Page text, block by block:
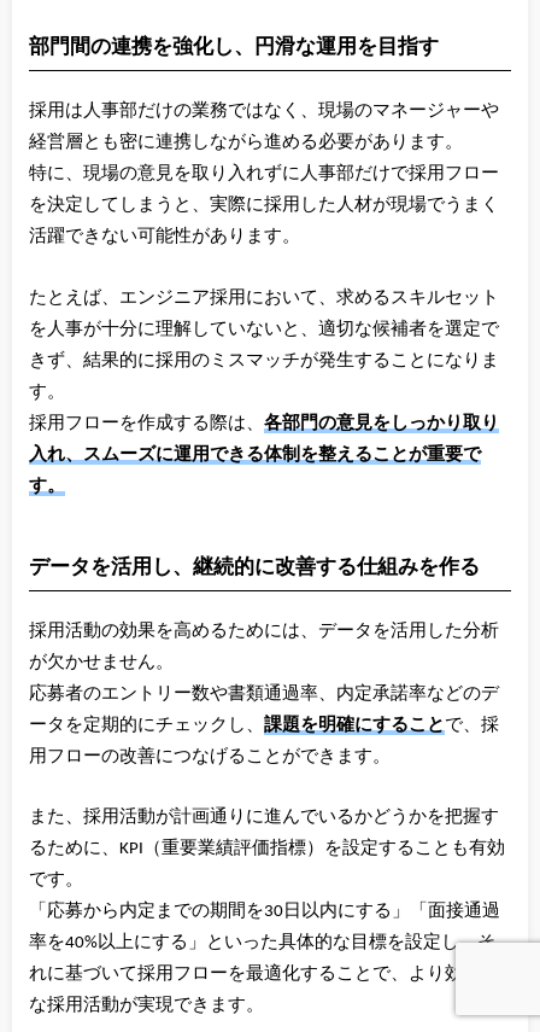
部門間の連携を強化し、円滑な運用を目指す
採用は人事部だけの業務ではなく、現場のマネージャーや
経営層とも密に連携しながら進める必要があります。
特に、現場の意見を取り入れずに人事部だけで採用フロー
を決定してしまうと、実際に採用した人材が現場でうまく
活躍できない可能性があります。
たとえば、エンジニア採用において、求めるスキルセット
を人事が十分に理解していないと、適切な候補者を選定で
きず、結果的に採用のミスマッチが発生することになりま
す。
採用フローを作成する際は、 各部門の意見をしっかり取り
入れ、スムーズに運用できる体制を整えることが重要で
す。
データを活用し、継続的に改善する仕組みを作る
採用活動の効果を高めるためには、データを活用した分析
が欠かせません。
応募者のエントリー数や書類通過率、内定承諾率などのデ
ータを定期的にチェックし、 課題を明確にすることで、採
用フローの改善につなげることができます。
また、採用活動が計画通りに進んでいるかどうかを把握す
るために、KPI（重要業績評価指標）を設定することも有効
です。
「応募から内定までの期間を30日以内にする」「面接通過
率を40%以上にする」といった具体的な目標を設定し、そ
れに基づいて採用フローを最適化することで、より効率的
な採用活動が実現できます。